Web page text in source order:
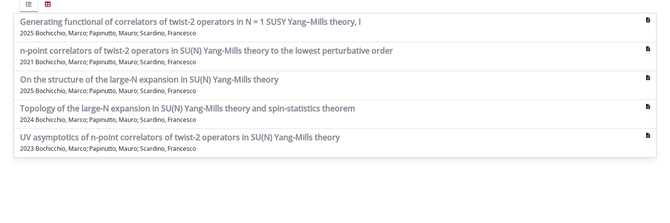
Generating functional of correlators of twist-2 operators in N = 1 SUSY Yang–Mills theory, I
2025 Bochicchio, Marco; Papinutto, Mauro; Scardino, Francesco
n-point correlators of twist-2 operators in SU(N) Yang-Mills theory to the lowest perturbative order
2021 Bochicchio, Marco; Papinutto, Mauro; Scardino, Francesco
On the structure of the large-N expansion in SU(N) Yang-Mills theory
2025 Bochicchio, Marco; Papinutto, Mauro; Scardino, Francesco
Topology of the large-N expansion in SU(N) Yang-Mills theory and spin-statistics theorem
2024 Bochicchio, Marco; Papinutto, Mauro; Scardino, Francesco
UV asymptotics of n-point correlators of twist-2 operators in SU(N) Yang-Mills theory
2023 Bochicchio, Marco; Papinutto, Mauro; Scardino, Francesco